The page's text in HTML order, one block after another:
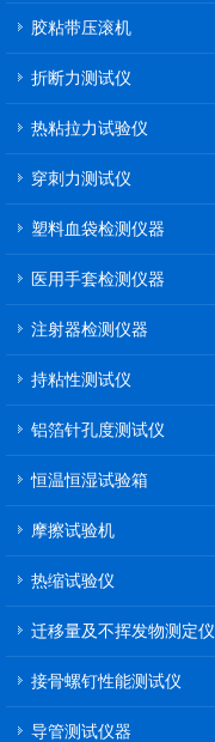
胶粘带压滚机
折断力测试仪
热粘拉力试验仪
穿刺力测试仪
塑料血袋检测仪器
医用手套检测仪器
注射器检测仪器
持粘性测试仪
铝箔针孔度测试仪
恒温恒湿试验箱
摩擦试验机
热缩试验仪
迁移量及不挥发物测定仪
接骨螺钉性能测试仪
导管测试仪器